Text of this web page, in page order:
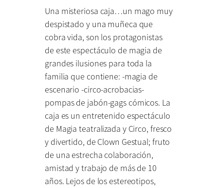
Una misteriosa caja…un mago muy
despistado y una muñeca que
cobra vida, son los protagonistas
de este espectáculo de magia de
grandes ilusiones para toda la
familia que contiene: -magia de
escenario -circo-acrobacias-
pompas de jabón-gags cómicos. La
caja es un entretenido espectáculo
de Magia teatralizada y Circo, fresco
y divertido, de Clown Gestual; fruto
de una estrecha colaboración,
amistad y trabajo de más de 10
años. Lejos de los estereotipos,